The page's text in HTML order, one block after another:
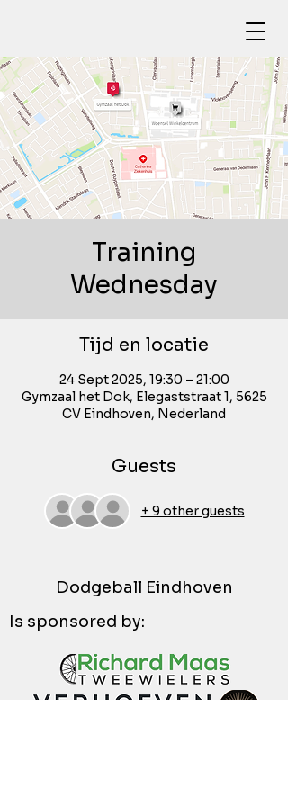
Training
Wednesday
Tijd en locatie
24 Sept 2025, 19:30 – 21:00
Gymzaal het Dok, Elegaststraat 1, 5625
CV Eindhoven, Nederland
Guests
+ 9 other guests
Dodgeball Eindhoven
Is sponsored by: